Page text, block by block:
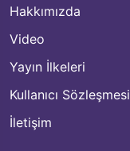
Hakkımızda
Video
Yayın İlkeleri
Kullanıcı Sözleşmesi
İletişim